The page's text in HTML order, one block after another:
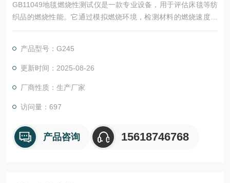
GB11049地毯燃烧性测试仪是一款专业设备，用于评估床毯等纺
织品的燃烧性能。它通过模拟燃烧环境，检测材料的燃烧速度、
续燃时间和阴燃时间，确保产品符合安全标准。该测试仪操作简
产品型号：G245
更新时间：2025-08-26
厂商性质：生产厂家
访问量：697
产品咨询 15618746768